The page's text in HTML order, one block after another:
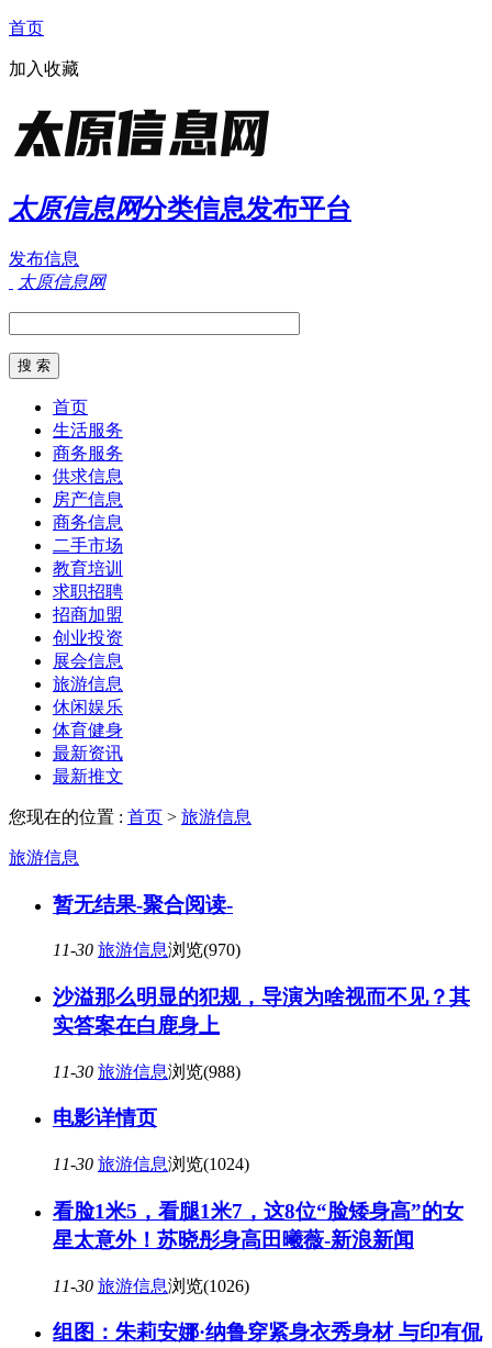
首页
加入收藏
太原信息网分类信息发布平台
发布信息
太原信息网
首页
生活服务
商务服务
供求信息
房产信息
商务信息
二手市场
教育培训
求职招聘
招商加盟
创业投资
展会信息
旅游信息
休闲娱乐
体育健身
最新资讯
最新推文
您现在的位置 : 首页 > 旅游信息
旅游信息
暂无结果-聚合阅读-
11-30 旅游信息浏览(970)
沙溢那么明显的犯规，导演为啥视而不见？其
实答案在白鹿身上
11-30 旅游信息浏览(988)
电影详情页
11-30 旅游信息浏览(1024)
看脸1米5，看腿1米7，这8位“脸矮身高”的女
星太意外！苏晓彤身高田曦薇-新浪新闻
11-30 旅游信息浏览(1026)
组图：朱莉安娜·纳鲁穿紧身衣秀身材 与印有侃